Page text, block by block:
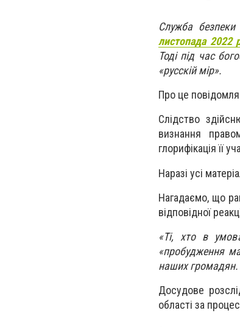
Служба
листопада 2022
Тоді під час
«русскій мір».
Про це
Слідство
визнання
глорифікація її
Наразі усі
Нагадаємо, що
відповідної
«Ті, хто в
«пробудження
наших громадян.
Досудове
області за